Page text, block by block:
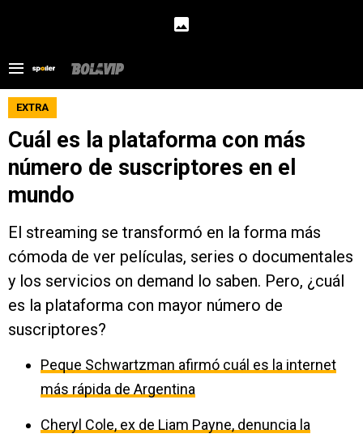
EXTRA
Cuál es la plataforma con más
número de suscriptores en el
mundo
El streaming se transformó en la forma más
cómoda de ver películas, series o documentales
y los servicios on demand lo saben. Pero, ¿cuál
es la plataforma con mayor número de
suscriptores?
Peque Schwartzman afirmó cuál es la internet
más rápida de Argentina
Cheryl Cole, ex de Liam Payne, denuncia la